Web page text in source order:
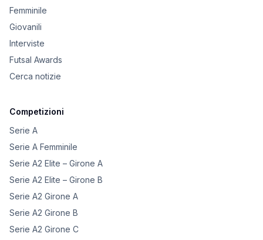
Femminile
Giovanili
Interviste
Futsal Awards
Cerca notizie
Competizioni
Serie A
Serie A Femminile
Serie A2 Elite – Girone A
Serie A2 Elite – Girone B
Serie A2 Girone A
Serie A2 Girone B
Serie A2 Girone C